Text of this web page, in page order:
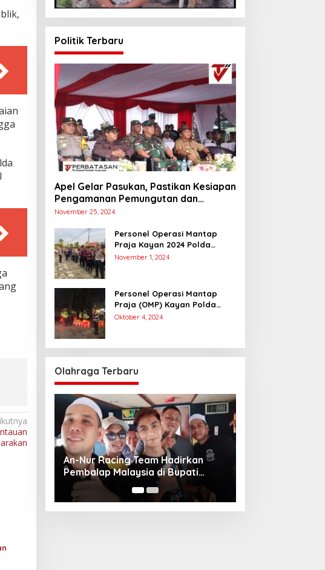
Politik Terbaru
Apel Gelar Pasukan, Pastikan Kesiapan
Pengamanan Pemungutan dan
Penghitungan Suara
November 25, 2024
Personel Operasi Mantap
Praja Kayan 2024 Polda
Kaltara Laksanakan
Suara Dalam Rangka Pilkada
2024
November 1, 2024
Personel Operasi Mantap
Praja (OMP) Kayan Polda
Kaltara Laksanakan Pam
Oktober 4, 2024
Olahraga Terbaru
Unggul Adu Pinalti, Gapindo FC
Menanti Penantang Selanjutnya di
Semifinal Bupati Cup 2024